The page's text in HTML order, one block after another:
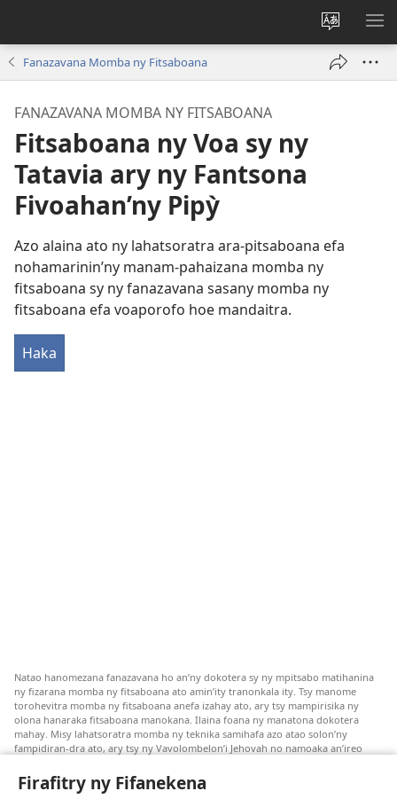
Firafitry ny Fifanekena
Hiova
fiteny
Fanazavana Momba ny Fitsaboana
FANAZAVANA MOMBA NY FITSABOANA
Fitsaboana ny Voa sy ny
Tatavia ary ny Fantsona
Fivoahan’ny Pipỳ
Azo alaina ato ny lahatsoratra ara-pitsaboana efa
nohamarinin’ny manam-pahaizana momba ny
fitsaboana sy ny fanazavana sasany momba ny
fitsaboana efa voaporofo hoe mandaitra.
Haka
Natao hanomezana fanazavana ho an’ny dokotera sy ny mpitsabo matihanina
ny fizarana momba ny fitsaboana ato amin’ity tranonkala ity. Tsy manome
torohevitra momba ny fitsaboana anefa izahay ato, ary tsy mampirisika ny
olona hanaraka fitsaboana manokana. Ilaina foana ny manatona dokotera
mahay. Misy lahatsoratra momba ny teknika samihafa azo atao solon’ny
fampidiran-dra ato, ary tsy ny Vavolombelon’i Jehovah no namoaka an’ireo
fanazavana nivoaka farany. Andraikiny ny miara-midinika amin’ny marary hoe
inona avy ny fitsaboana azo atao. Adidiny koa ny manampy ny marary hanao